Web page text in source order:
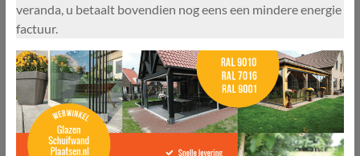
veranda, u betaalt bovendien nog eens een mindere energie
factuur.